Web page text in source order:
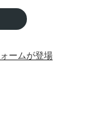
ームが登場